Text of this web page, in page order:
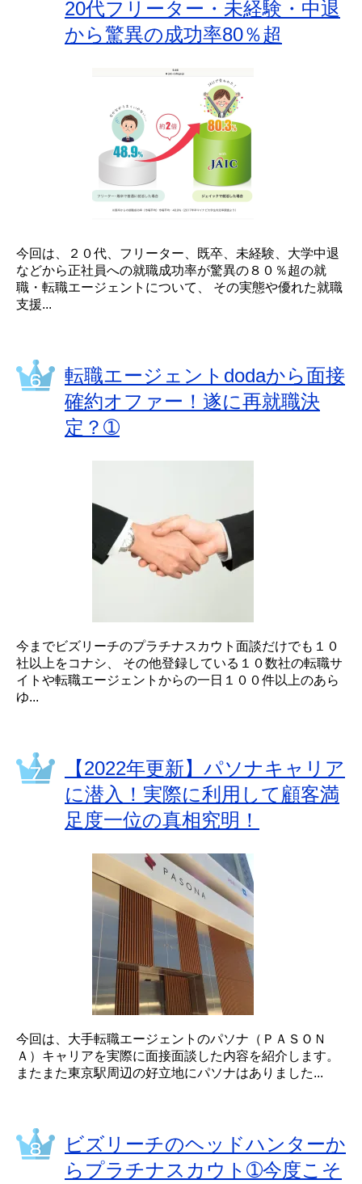
20代フリーター・未経験・中退
から驚異の成功率80％超
今回は、２０代、フリーター、既卒、未経験、大学中退
などから正社員への就職成功率が驚異の８０％超の就
職・転職エージェントについて、 その実態や優れた就職
支援...
転職エージェントdodaから面接
確約オファー！遂に再就職決
定？➀
今までビズリーチのプラチナスカウト面談だけでも１０
社以上をコナシ、 その他登録している１０数社の転職サ
イトや転職エージェントからの一日１００件以上のあら
ゆ...
【2022年更新】パソナキャリア
に潜入！実際に利用して顧客満
足度一位の真相究明！
今回は、大手転職エージェントのパソナ（ＰＡＳＯＮ
Ａ）キャリアを実際に面接面談した内容を紹介します。
またまた東京駅周辺の好立地にパソナはありました...
ビズリーチのヘッドハンターか
らプラチナスカウト➀今度こそ